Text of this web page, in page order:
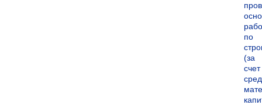
по
(за
счет